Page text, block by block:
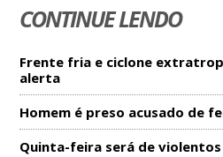
CONTINUE LENDO
Frente fria e ciclone
alerta
Homem é preso acusado de
Quinta-feira será de violentos